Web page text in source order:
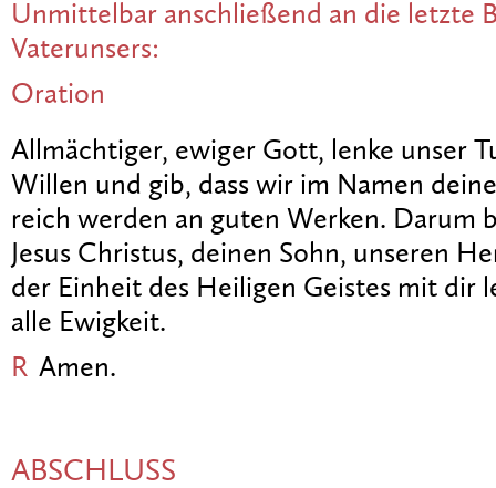
Unmittelbar anschließend an die letzte
Vaterunsers:
Oration
Allmächtiger, ewiger Gott, lenke unser
Willen und gib, dass wir im Namen
reich werden an guten Werken. Darum
Jesus Christus, deinen Sohn, unseren
der Einheit des Heiligen Geistes mit dir
alle Ewigkeit.
R Amen.
ABSCHLUSS